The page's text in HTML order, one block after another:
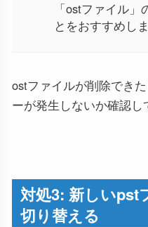
「ostファイル
とをおすすめしま
ostファイルが削除でき
ーが発生しないか確認し
対処3: 新しいpst
切り替える